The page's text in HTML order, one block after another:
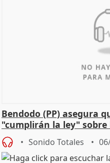
Bendodo (PP) asegura
"cumplirán la ley"
Sonido Totales